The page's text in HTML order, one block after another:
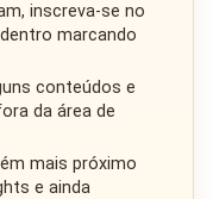
inscreva-se no
marcando
conteúdos e
da área de
mais próximo
e ainda